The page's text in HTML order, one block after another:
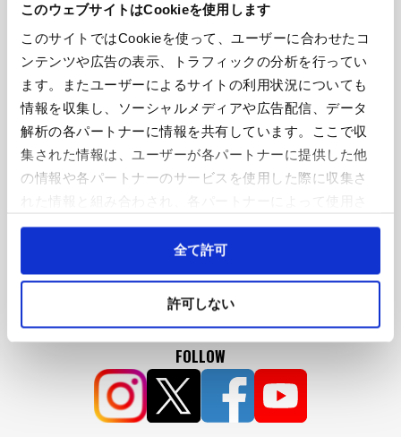
このウェブサイトはCookieを使用します
このサイトではCookieを使って、ユーザーに合わせたコ
ンテンツや広告の表示、トラフィックの分析を行ってい
ます。またユーザーによるサイトの利用状況についても
情報を収集し、ソーシャルメディアや広告配信、データ
解析の各パートナーに情報を共有しています。ここで収
集された情報は、ユーザーが各パートナーに提供した他
の情報や各パートナーのサービスを使用した際に収集さ
れることがあります。
Cookieを許可しない場合、ウェブサイト上のすべての機
能やコンテンツに完全にアクセスできなくなる可能性が
全て許可
許可しない
If you cannot watch the video, please enable
cookies.
Cookie Settings
FOLLOW